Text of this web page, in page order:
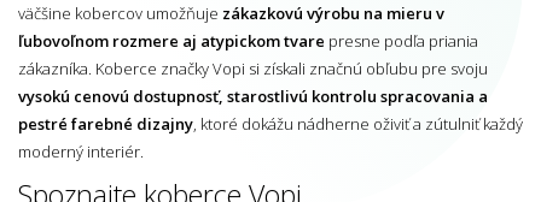
väčšine kobercov umožňuje zákazkovú výrobu na mieru v
ľubovoľnom rozmere aj atypickom tvare presne podľa priania
zákazníka. Koberce značky Vopi si získali značnú obľubu pre svoju
vysokú cenovú dostupnosť, starostlivú kontrolu spracovania a
pestré farebné dizajny, ktoré dokážu nádherne oživiť a zútulniť každý
moderný interiér.